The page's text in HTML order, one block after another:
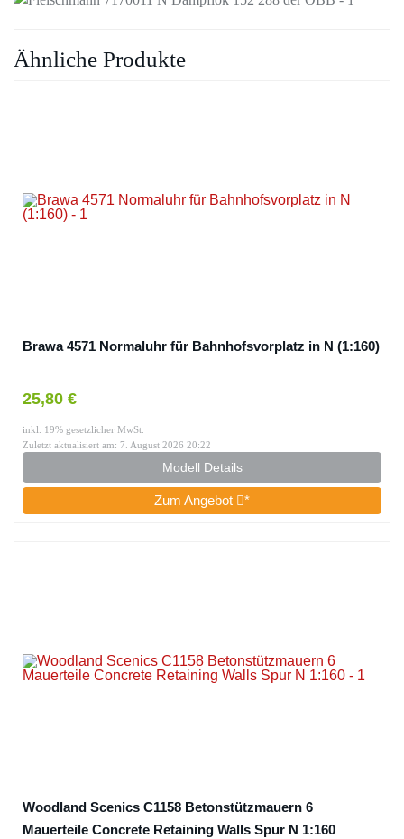
Ähnliche Produkte
Brawa 4571 Normaluhr für Bahnhofsvorplatz in N (1:160)
25,80 €
inkl. 19% gesetzlicher MwSt.
Zuletzt aktualisiert am: 7. August 2026 20:22
Modell Details
Zum Angebot *
Woodland Scenics C1158 Betonstützmauern 6
Mauerteile Concrete Retaining Walls Spur N 1:160